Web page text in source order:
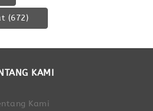
(672)
KAMI
Kami